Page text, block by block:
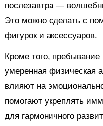
послезавтра —
Это можно сделать с
фигурок и аксессуаров.
Кроме того,
умеренная физическая
влияют на
помогают укреплять
для гармоничного